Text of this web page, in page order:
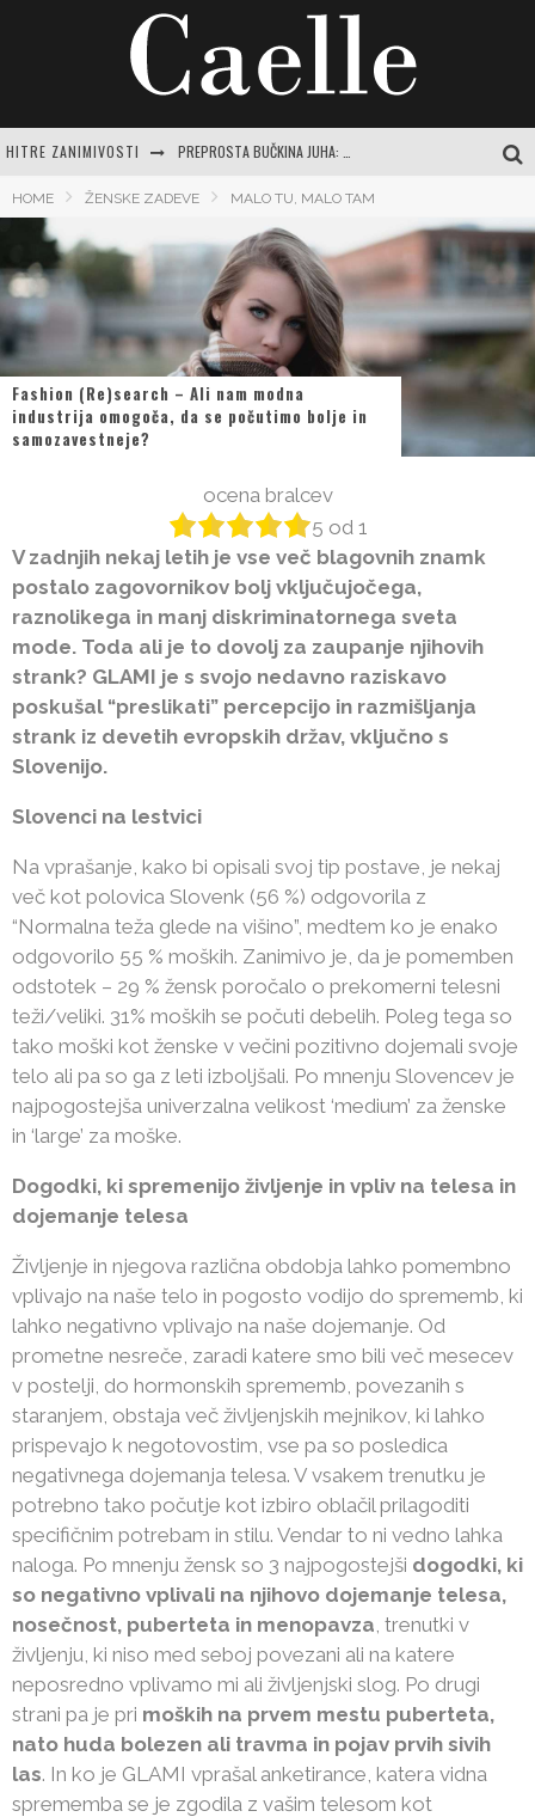
HITRE ZANIMIVOSTI
EVROPSKI POTROŠNIKI NAVDUŠENO KUPUJEJO NOVI SAMSUNG GALAXY Z FOLD8
TEČAJ VARNE VOŽNJE: POPOLN VODNIK ZA SAMOZAVESTNO IN VARNO POTOVANJE PO SLOVENSKIH CESTAH
ČAJI ZA ŽELODEC IN PREBAVO: VAŠ CELOVIT VODNIK DO POMIRITVE IN RAVNOVESJA
CENTER VARNE VOŽNJE LOGATEC: CELOVIT VODNIK ZA SAMOZAVESTNO VOŽNJO IN IZPOPOLNJEVANJE
HOME ŽENSKE ZADEVE MALO TU, MALO TAM
Fashion (Re)search – Ali nam modna
industrija omogoča, da se počutimo bolje in
samozavestneje?
ocena bralcev
5 od 1
V zadnjih nekaj letih je vse več blagovnih znamk
postalo zagovornikov bolj vključujočega,
raznolikega in manj diskriminatornega sveta
mode. Toda ali je to dovolj za zaupanje njihovih
strank? GLAMI je s svojo nedavno raziskavo
poskušal “preslikati” percepcijo in razmišljanja
strank iz devetih evropskih držav, vključno s
Slovenijo.
Slovenci na lestvici
Na vprašanje, kako bi opisali svoj tip postave, je nekaj
več kot polovica Slovenk (56 %) odgovorila z
“Normalna teža glede na višino”, medtem ko je enako
odgovorilo 55 % moških. Zanimivo je, da je pomemben
odstotek – 29 % žensk poročalo o prekomerni telesni
teži/veliki. 31% moških se počuti debelih. Poleg tega so
tako moški kot ženske v večini pozitivno dojemali svoje
telo ali pa so ga z leti izboljšali. Po mnenju Slovencev je
najpogostejša univerzalna velikost ‘medium’ za ženske
in ‘large’ za moške.
Dogodki, ki spremenijo življenje in vpliv na telesa in
dojemanje telesa
Življenje in njegova različna obdobja lahko pomembno
vplivajo na naše telo in pogosto vodijo do sprememb, ki
lahko negativno vplivajo na naše dojemanje. Od
prometne nesreče, zaradi katere smo bili več mesecev
v postelji, do hormonskih sprememb, povezanih s
staranjem, obstaja več življenjskih mejnikov, ki lahko
prispevajo k negotovostim, vse pa so posledica
negativnega dojemanja telesa. V vsakem trenutku je
potrebno tako počutje kot izbiro oblačil prilagoditi
specifičnim potrebam in stilu. Vendar to ni vedno lahka
naloga. Po mnenju žensk so 3 najpogostejši dogodki, ki
so negativno vplivali na njihovo dojemanje telesa,
nosečnost, puberteta in menopavza, trenutki v
življenju, ki niso med seboj povezani ali na katere
neposredno vplivamo mi ali življenjski slog. Po drugi
strani pa je pri moških na prvem mestu puberteta,
nato huda bolezen ali travma in pojav prvih sivih
las. In ko je GLAMI vprašal anketirance, katera vidna
sprememba se je zgodila z vašim telesom kot